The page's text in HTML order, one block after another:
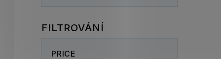
PRICE